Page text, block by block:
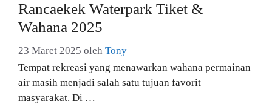
Rancaekek Waterpark Tiket &
Wahana 2025
23 Maret 2025 oleh Tony
Tempat rekreasi yang menawarkan wahana permainan
air masih menjadi salah satu tujuan favorit
masyarakat. Di …